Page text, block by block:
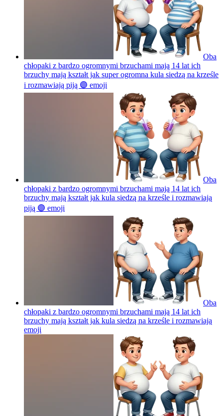
Oba
chłopaki z bardzo ogromnymi brzuchami mają 14 lat ich
brzuchy mają kształt jak super ogromna kula siedzą na krześle
i rozmawiają piją 🟣 emoji
Oba
chłopaki z bardzo ogromnymi brzuchami mają 14 lat ich
brzuchy mają kształt jak kula siedzą na krześle i rozmawiają
piją 🟣 emoji
Oba
chłopaki z bardzo ogromnymi brzuchami mają 14 lat ich
brzuchy mają kształt jak kula siedzą na krześle i rozmawiają
emoji